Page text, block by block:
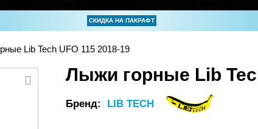
СКИДКА НА ПАКРАФТ
Lib Tech UFO 115 2018-19
Лыжи горные Lib
Бренд: LIB TECH